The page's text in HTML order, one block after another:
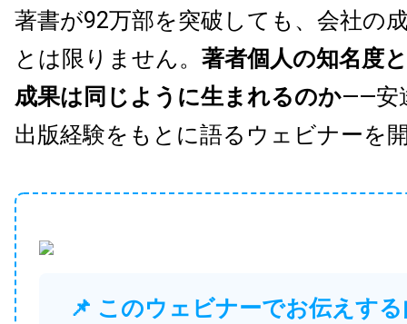
著書が92万部を突破しても、会社の
とは限りません。 著者個人の知名度
成果は同じように生まれるのか——安
出版経験をもとに語るウェビナーを
📌 このウェビナーでお伝えす